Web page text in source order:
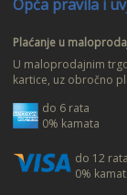
Opća pravila i
Plaćanje u
U maloprodajnim
kartice, uz obročno
do 6 rata
0% kamata
do 12 rata
0%